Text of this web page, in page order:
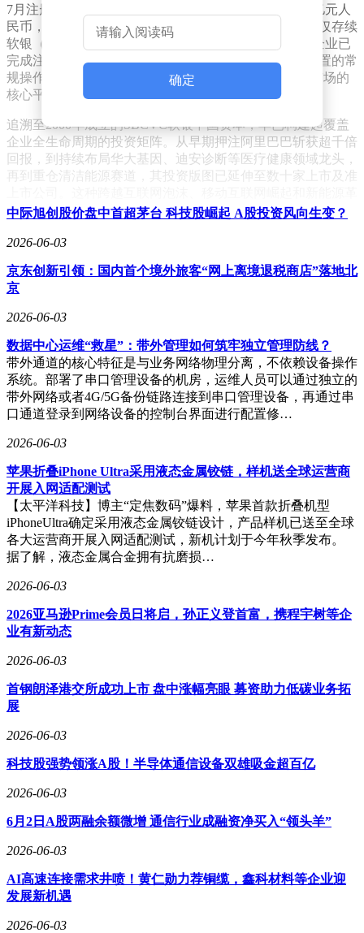
7月注册的软银（中国）投资有限公司，实缴资本达10亿元人
民币，由软银投资机构株式会社全资控股。该主体目前仅存续
软银（深圳）发展有限公司一家子公司，其余7家关联企业已
完成注销。这种动态调整实为外资创投机构优化资源配置的常
规操作，其控股的SBCVC软银中国资本才是深耕中国市场的
核心平台。
追溯至2000年成立的SBCVC软银中国资本，早已构建起覆盖
企业全生命周期的投资矩阵。从早期押注阿里巴巴斩获超千倍
回报，到持续布局华大基因、迪安诊断等医疗健康领域龙头，
再到重仓清洁能源赛道，其投资版图已延伸至数十家上市及准
命的长期布局，印证了其精准的赛道研判能力。
在合规化运营层面，软银中国通过新设主体完善控股架构的同
愿景基金中国项目，既享受跨境资源协同优势，又保持独立决
策机制。即便部分早期项目随行业周期调整退出，存量优质股
式。
当前AI产业爆发带来的全球科技资本重估，为孙正义的财富
神话注入新动能。而软银中国二十余年积累的本土项目储备与
产业网络，不仅构成软银全球投资版图的稳定器，更成为观察
外资创投机构参与中国新经济建设的典型样本。这种双向赋能
的资本叙事，正在重塑跨境投资的价值评估体系。
确定
中际旭创股价盘中首超茅台 科技股崛起 A股投资风向生变？
2026-06-03
京东创新引领：国内首个境外旅客“网上离境退税商店”落地北
京
2026-06-03
数据中心运维“救星”：带外管理如何筑牢独立管理防线？
带外通道的核心特征是与业务网络物理分离，不依赖设备操作
系统。部署了串口管理设备的机房，运维人员可以通过独立的
带外网络或者4G/5G备份链路连接到串口管理设备，再通过串
口通道登录到网络设备的控制台界面进行配置修…
2026-06-03
苹果折叠iPhone Ultra采用液态金属铰链，样机送全球运营商
开展入网适配测试
【太平洋科技】博主“定焦数码”爆料，苹果首款折叠机型
iPhoneUltra确定采用液态金属铰链设计，产品样机已送至全球
各大运营商开展入网适配测试，新机计划于今年秋季发布。
据了解，液态金属合金拥有抗磨损…
2026-06-03
2026亚马逊Prime会员日将启，孙正义登首富，携程宇树等企
业有新动态
2026-06-03
首钢朗泽港交所成功上市 盘中涨幅亮眼 募资助力低碳业务拓
展
2026-06-03
科技股强势领涨A股！半导体通信设备双雄吸金超百亿
2026-06-03
6月2日A股两融余额微增 通信行业成融资净买入“领头羊”
2026-06-03
AI高速连接需求井喷！黄仁勋力荐铜缆，鑫科材料等企业迎
发展新机遇
2026-06-03